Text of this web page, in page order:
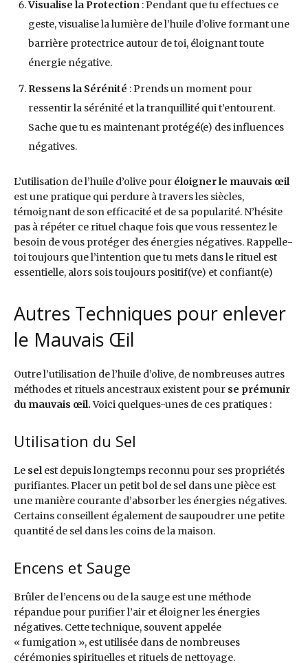
Visualise la Protection : Pendant que tu effectues ce
geste, visualise la lumière de l’huile d’olive formant une
barrière protectrice autour de toi, éloignant toute
énergie négative.
Ressens la Sérénité : Prends un moment pour
ressentir la sérénité et la tranquillité qui t’entourent.
Sache que tu es maintenant protégé(e) des influences
négatives.
L’utilisation de l’huile d’olive pour éloigner le mauvais œil
est une pratique qui perdure à travers les siècles,
témoignant de son efficacité et de sa popularité. N’hésite
pas à répéter ce rituel chaque fois que vous ressentez le
besoin de vous protéger des énergies négatives. Rappelle-
toi toujours que l’intention que tu mets dans le rituel est
essentielle, alors sois toujours positif(ve) et confiant(e)
Autres Techniques pour enlever
le Mauvais Œil
Outre l’utilisation de l’huile d’olive, de nombreuses autres
méthodes et rituels ancestraux existent pour se prémunir
du mauvais œil.Voici quelques-unes de ces pratiques :
Utilisation du Sel
Le selest depuis longtemps reconnu pour ses propriétés
purifiantes. Placer un petit bol de sel dans une pièce est
une manière courante d’absorber les énergies négatives.
Certains conseillent également de saupoudrer une petite
quantité de sel dans les coins de la maison.
Encens et Sauge
Brûler de l’encens ou de la sauge est une méthode
répandue pour purifier l’air et éloigner les énergies
négatives. Cette technique, souvent appelée
« fumigation », est utilisée dans de nombreuses
cérémonies spirituelles et rituels de nettoyage.